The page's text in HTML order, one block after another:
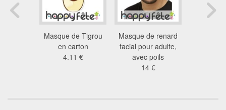
Masque de Tigrou
en carton
4.11 €
Masque de renard
facial pour adulte,
avec poils
14 €